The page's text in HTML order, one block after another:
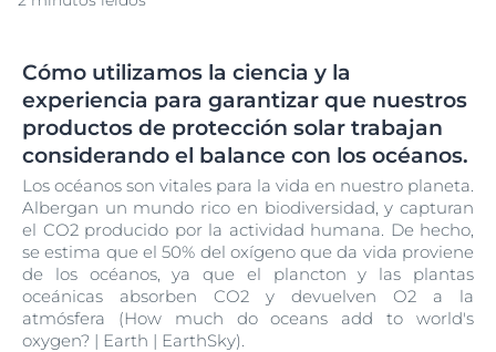
Cómo utilizamos la ciencia y la
experiencia para garantizar que nuestros
productos de protección solar trabajan
considerando el balance con los océanos.
Los océanos son vitales para la vida en nuestro planeta.
Albergan un mundo rico en biodiversidad, y capturan
el CO2 producido por la actividad humana. De hecho,
se estima que el 50% del oxígeno que da vida proviene
de los océanos, ya que el plancton y las plantas
oceánicas absorben CO2 y devuelven O2 a la
atmósfera (How much do oceans add to world's
oxygen? | Earth | EarthSky).